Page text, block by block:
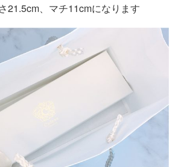
21.5cm、マチ11cmになります